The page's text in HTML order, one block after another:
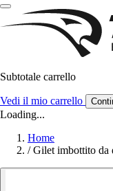
Subtotale carrello
Vedi il mio carrello
Loading...
Home
/ Gilet imbottito da